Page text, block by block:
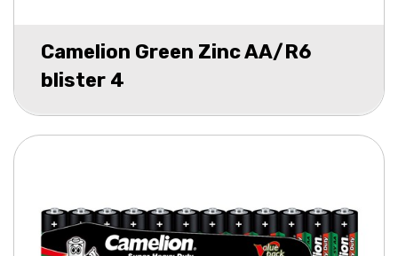
Camelion Green Zinc AA/R6
blister 4